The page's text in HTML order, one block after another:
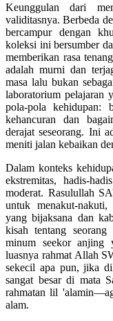
Keunggulan dari
validitasnya. Berbeda
bercampur dengan
koleksi ini bersumber
memberikan rasa
adalah murni dan
masa lalu bukan
laboratorium pelajaran
pola-pola kehidupan:
kehancuran dan
derajat seseorang. Ini
meniti jalan kebaikan
Dalam konteks
ekstremitas, hadis-
moderat. Rasulullah
untuk menakut-
yang bijaksana dan
kisah tentang
minum seekor anjing
luasnya rahmat Allah
sekecil apa pun, jika
sangat besar di mata
rahmatan lil
alam.